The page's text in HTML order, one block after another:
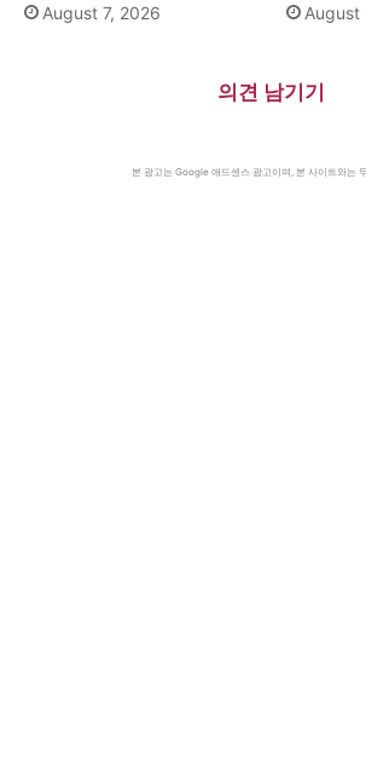
August 7, 2026 August
의견 남기기
본 광고는 Google 애드센스 광고이며, 본 사이트와는